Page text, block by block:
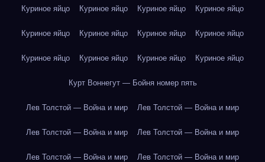
Куриное яйцо Куриное яйцо Куриное яйцо Куриное яйцо
Куриное яйцо Куриное яйцо Куриное яйцо Куриное яйцо
Куриное яйцо Куриное яйцо Куриное яйцо Куриное яйцо
Курт Воннегут — Бойня номер пять
Лев Толстой — Война и мир Лев Толстой — Война и мир
Лев Толстой — Война и мир Лев Толстой — Война и мир
Лев Толстой — Война и мир Лев Толстой — Война и мир